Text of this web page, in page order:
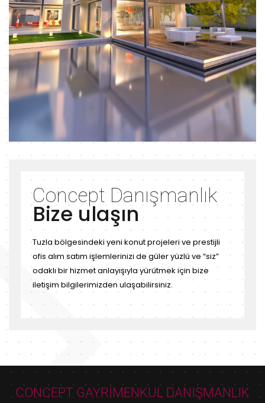
Concept Danışmanlık
Bize ulaşın
Tuzla bölgesindeki yeni konut projeleri ve prestijli
ofis alım satım işlemlerinizi de güler yüzlü ve “siz”
odaklı bir hizmet anlayışıyla yürütmek için bize
iletişim bilgilerimizden ulaşabilirsiniz.
CONCEPT GAYRİMENKUL DANIŞMANLIK